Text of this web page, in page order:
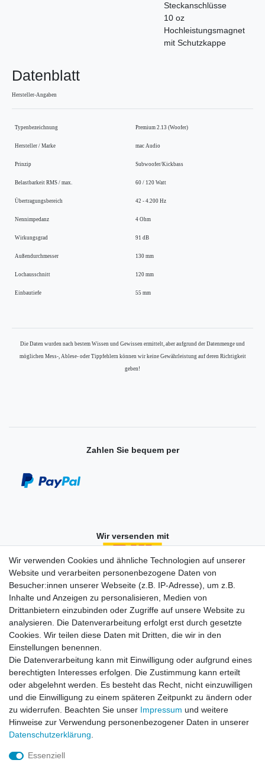
Steckanschlüsse
10 oz
Hochleistungsmagnet
mit Schutzkappe
Datenblatt
Hersteller-Angaben
Typenbezeichnung Premium 2.13 (Woofer)
Hersteller / Marke mac Audio
Prinzip Subwoofer/Kickbass
Belastbarkeit RMS / max. 60 / 120 Watt
Übertragungsbereich 42 - 4.200 Hz
Nennimpedanz 4 Ohm
Wirkungsgrad 91 dB
Außendurchmesser 130 mm
Lochausschnitt 120 mm
Einbautiefe 55 mm
Die Daten wurden nach bestem Wissen und Gewissen ermittelt, aber aufgrund der Datenmenge und
möglichen Mess-, Ablese- oder Tippfehlern können wir keine Gewährleistung auf deren Richtigkeit
geben!
Zahlen Sie bequem per
Wir versenden mit
Einkaufen
Zahlungsarten
Versandarten & -kosten
Widerrufsrecht
Warenkorb
Zur Kasse
Vertrag widerrufen
Mein Konto
Registrieren
Wir verwenden Cookies und ähnliche Technologien auf unserer
Website und verarbeiten personenbezogene Daten von
Besucher:innen unserer Webseite (z.B. IP-Adresse), um z.B.
Inhalte und Anzeigen zu personalisieren, Medien von
Drittanbietern einzubinden oder Zugriffe auf unsere Website zu
analysieren. Die Datenverarbeitung erfolgt erst durch gesetzte
Cookies. Wir teilen diese Daten mit Dritten, die wir in den
Einstellungen benennen.
Die Datenverarbeitung kann mit Einwilligung oder aufgrund eines
berechtigten Interesses erfolgen. Die Zustimmung kann erteilt
oder abgelehnt werden. Es besteht das Recht, nicht einzuwilligen
und die Einwilligung zu einem späteren Zeitpunkt zu ändern oder
zu widerrufen. Beachten Sie unser Impressum und weitere
Hinweise zur Verwendung personenbezogener Daten in unserer
Daten­schutz­erklärung
Essenziell